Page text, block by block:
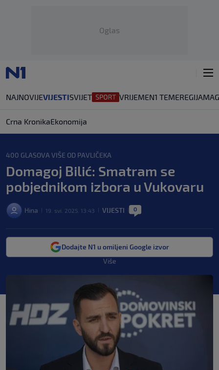
Oglas
NAJNOVIJEVIJESTISVIJET VRIJEMEN1 TEMEREGIJA
Crna KronikaEkonomija
400 GLASOVA VIŠE OD PAVLIČEKA
Domagoj Bilić: Smatram se
pobjednikom izbora u Vukovaru
Hina 19. svi. 2025. 13:43 VIJESTI 0
Dodajte N1 u omiljeni Google izvor
Više